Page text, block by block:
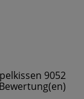
9052
Bewertung(en)